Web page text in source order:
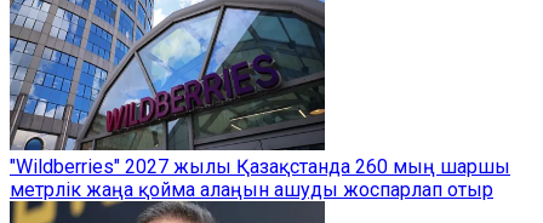
"Wildberries" 2027 жылы Қазақстанда 260 мың шаршы
метрлік жаңа қойма алаңын ашуды жоспарлап отыр